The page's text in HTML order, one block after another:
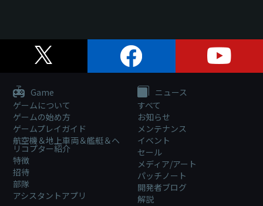
Game
ゲームについて
ゲームの始め方
ゲームプレイガイド
航空機＆地上車両＆艦艇＆ヘ
リコプター紹介
特徴
招待
部隊
アシスタントアプリ
ニュース
すべて
お知らせ
メンテナンス
イベント
セール
メディア/アート
パッチノート
開発者ブログ
解説